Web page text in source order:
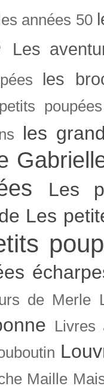
les années 50
Les
les
les
Les
Les
de Merle
Livres
Maille